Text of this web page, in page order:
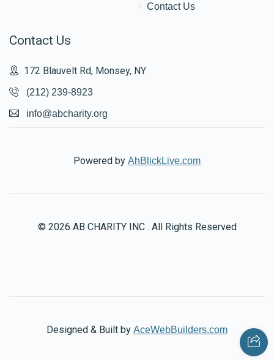
Contact Us
Contact Us
172 Blauvelt Rd, Monsey, NY
(212) 239-8923
info@abcharity.org
Powered by AhBlickLive.com
© 2026 AB CHARITY INC . All Rights Reserved
Designed & Built by AceWebBuilders.com